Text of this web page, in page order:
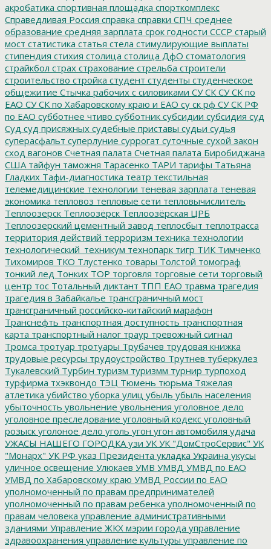
акробатика спортивная площадка спорткомплекс
Справедливая Россия справка справки СПЧ среднее
образование средняя зарплата срок годности СССР старый
мост статистика статья стела стимулирующие выплаты
стипендия стихия столица столица ДфО стоматология
страйкбол страх страхование стрельба строители
строительство стройка студент студенты студенческое
общежитие Стычка рабочих с силовиками СУ СК СУ СК по
ЕАО СУ СК по Хабаровскому краю и ЕАО су ск рф СУ СК РФ
по ЕАО субботнее чтиво субботник субсидии субсидия суд
Суд суд присяжных судебные приставы судьи судья
суперасфальт суперлуние суррогат суточные сухой закон
сход вагонов Счетная палата Счетная палата Биробиджана
США тайфун таможня Тарасенко ТАРИ тарифы Татьяна
Гладких Тафи-диагностика театр текстильная
телемедицинские технологии теневая зарплата теневая
экономика тепловоз тепловые сети тепловычислитель
Теплоозерск Теплоозёрск Теплоозёрская ЦРБ
Теплоозерский цементный завод теплосбыт теплотрасса
территория действий терроризм техника технологии
технологический_техникум технопарк тигр ТИК Тимченко
Тихомиров ТКО Тлустенко товары Толстой томограф
тонкий лед Тонких ТОР торговля торговые сети торговый
центр тос Тотальный диктант ТПП ЕАО травма трагедия
трагедия в Забайкалье трансграничный мост
трансграничный российско-китайский марафон
Транснефть транспортная доступность транспортная
карта транспортный налог траур тревожный сигнал
Тромса тротуар тротуары Трубачев трудовая книжка
трудовые ресурсы трудоустройство Трутнев туберкулез
Тукалевский Турбин туризм туризмм турнир турпоход
турфирма тхэквондо ТЭЦ Тюмень тюрьма Тяжелая
атлетика убийство уборка улиц убыль убыль населения
убыточность увольнение увольнения уголовное дело
уголовное преследование уголовный кодекс уголовный
розыск уголоное дело уголь угон угон автомобиля удача
УЖАСЫ НАШЕГО ГОРОДКА узи УК УК "ДомСтроСервис" УК
"Монарх" УК РФ указ Президента укладка Украина укусы
уличное освещение Улюкаев УМВ УМВД УМВД по ЕАО
УМВД по Хабаровскому краю УМВД России по ЕАО
уполномоченный по правам предпринимателей
уполномоченный по правам ребенка уполномоченный по
правам человека управление административными
зданиями Управление ЖКХ мэрии города управление
здравоохранения управление культуры управление по